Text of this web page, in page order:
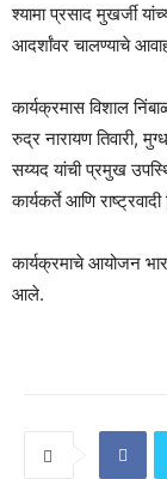
श्यामा प्रसाद मुखर्जी
आदर्शांवर चालण्याचे
कार्यक्रमास विशाल
रुद्र नारायण तिवारी,
सय्यद यांची प्रमुख
कार्यकर्ते आणि
कार्यक्रमाचे आयोजन
आले.